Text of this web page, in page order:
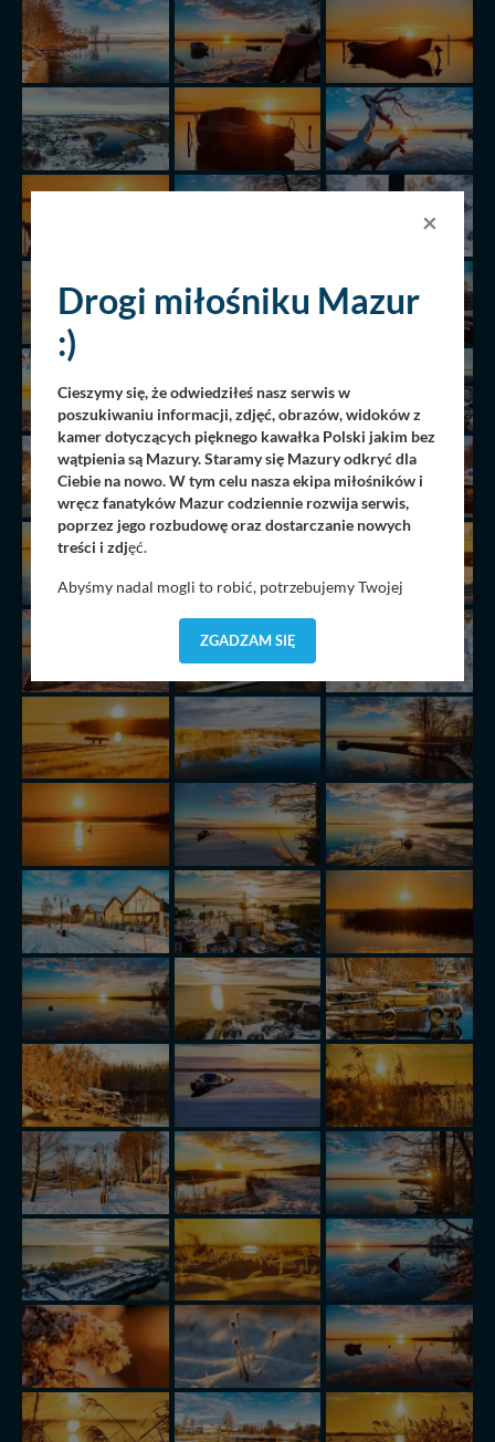
×
Drogi miłośniku Mazur
:)
Cieszymy się, że odwiedziłeś nasz serwis w
poszukiwaniu informacji, zdjęć, obrazów, widoków z
kamer dotyczących pięknego kawałka Polski jakim bez
wątpienia są Mazury. Staramy się Mazury odkryć dla
Ciebie na nowo. W tym celu nasza ekipa miłośników i
wręcz fanatyków Mazur codziennie rozwija serwis,
poprzez jego rozbudowę oraz dostarczanie nowych
treści i zdjęć.
Abyśmy nadal mogli to robić, potrzebujemy Twojej
dostosować do Twoich preferencji. Twoje dane (w tym
pliki cookies) będą zapisywane w celu usprawnienia
wyszukania, ulubione miejsca, logowania, itp).
Bezpieczeństwo Twoich danych jest dla nas
priorytetowe, bez poinformowania Ciebie nie będziemy
zmieniać zakresu naszych uprawnień. Twoje dane są u
nas bezpieczne, jeśli masz wątpliwości co do naszych
intencji, zawsze możesz wycofać swoją zgodę. Więcej
informacji uzyskach w naszejPolityce Prywatności.
Klikając znak X lub przycisk PRZEJDŹ DO SERWISU
wyrażasz zgodę na przetwarzanie Twoich danych.
Nasz serwis nie wykorzystuje oraz nie udostępnia
Twoich danych innym podmiotom oraz osobom
trzecim. Wyjątkiem jest sytuacja, gdy przekazanie
Twoich danych jest elementem usługi (przekazanie
danych z formularza kontaktowego, przekazanie danych
w przypadku rezerwacji usług typu: nocleg, czartery,
itp). Więcej informacji o zasadach i funkcjonalności
serwisu wRegulaminie Serwisu.
Administratorem Twoich danych jest: Agencja
Reklamowa Kreacja Monika Borkowska, z siedzibą ul.
Wiejska 17, 11-500 Giżycko. Możesz z nami
skontaktować się za pośrednictwem tejstrony.
W każdej chwili możesz: zażądać dostępu do swoich
danych, zażądać ich poprawienia lub usunięcia,
zabronić ich przetwarzania. Pamiętaj jednak, że nie
zawsze jest możliwe techniczne zrealizowanie Twoich
praw w odniesieniu do informacji zawartych w plikach
cookies. Twoja przeglądarka umożliwia Ci skasowanie
tych plików - w pewnych przypadkach nie możemy tego
zrobić za Ciebie.
Dziękujemy, i życzmy miłego odkrywania Mazur na
nowo...
ZGADZAM SIĘ